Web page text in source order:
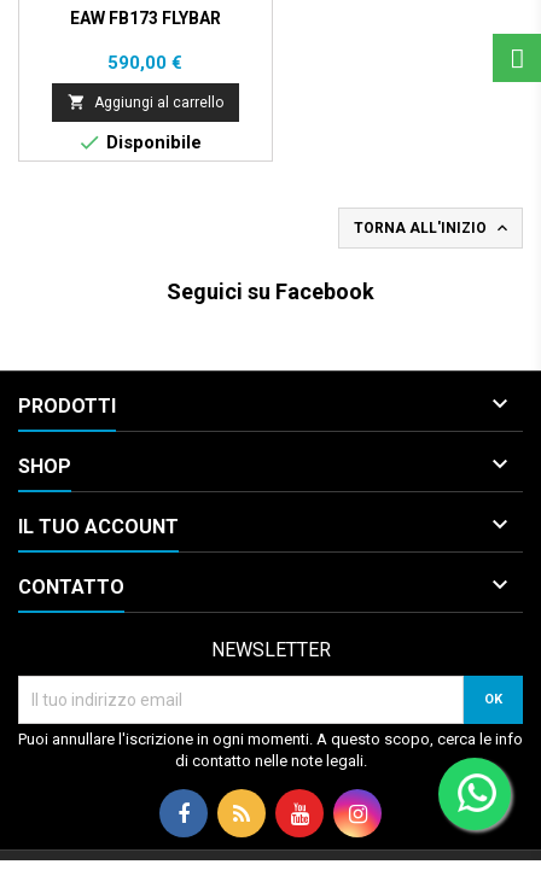
EAW FB173 FLYBAR
Prezzo
590,00 €
 Aggiungi al carrello
 Disponibile
TORNA ALL'INIZIO 
Seguici su Facebook
PRODOTTI 
SHOP 
IL TUO ACCOUNT 
CONTATTO 
NEWSLETTER
Puoi annullare l'iscrizione in ogni momenti. A questo scopo, cerca le info
di contatto nelle note legali.